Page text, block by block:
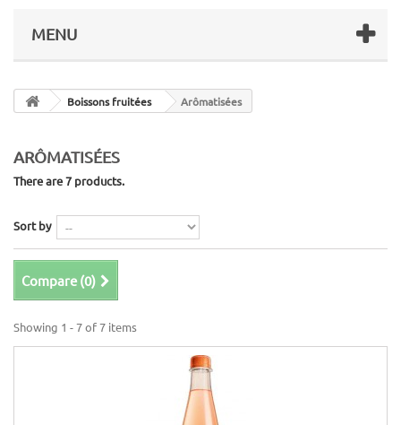
MENU
Boissons fruitées Arômatisées
ARÔMATISÉES
There are 7 products.
Sort by
Compare (0)
Showing 1 - 7 of 7 items